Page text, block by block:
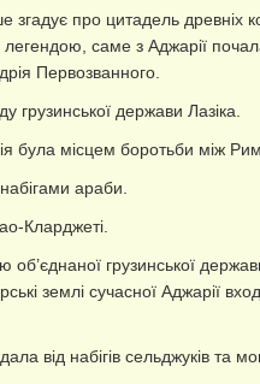
згадує про цитадель древніх
легендою, саме з Аджарії
Первозванного.
грузинської держави Лазіка.
була місцем боротьби між
араби.
Кларджеті.
об’єднаної грузинської
землі сучасної Аджарії
від набігів сельджуків та